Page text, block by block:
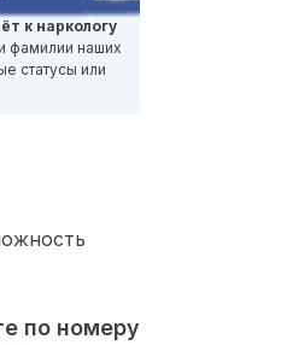
к наркологу
фамилии наших
статусы или
по номеру